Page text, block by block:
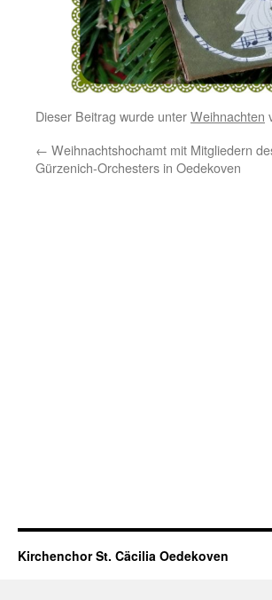
Dieser Beitrag wurde unterWeihnachten
← Weihnachtshochamt mit Mitgliedern
Gürzenich-Orchesters in Oedekoven
Kirchenchor St. Cäcilia Oedekoven